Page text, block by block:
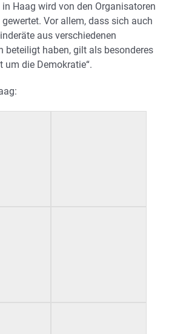
Haag wird von den Organisatoren
Vor allem, dass sich auch
aus verschiedenen
beteiligt haben, gilt als besonderes
um die Demokratie“.